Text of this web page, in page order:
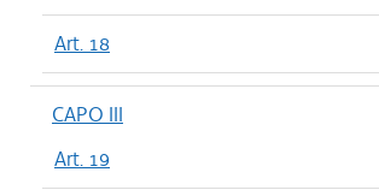
Art. 18
CAPO III
Art. 19